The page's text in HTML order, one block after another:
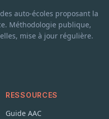
auto-écoles proposant la
Méthodologie publique,
mise à jour régulière.
RESSOURCES
Guide AAC